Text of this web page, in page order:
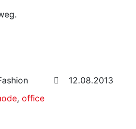
12.08.2013
, office